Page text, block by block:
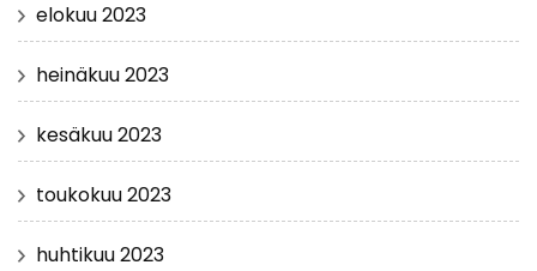
elokuu 2023
heinäkuu 2023
kesäkuu 2023
toukokuu 2023
huhtikuu 2023